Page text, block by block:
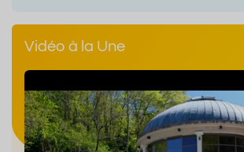
Vidéo à la Une